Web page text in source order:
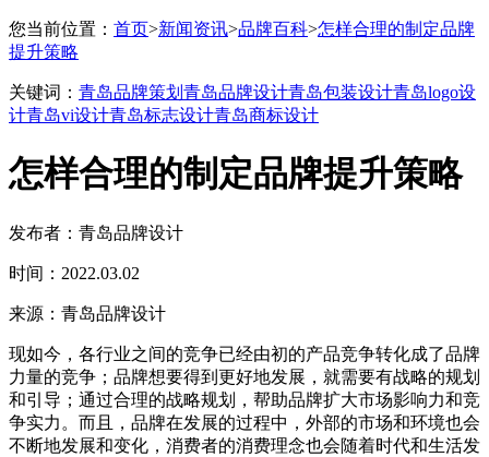
您当前位置： 首页>新闻资讯>品牌百科>怎样合理的制定品牌
提升策略
关键词： 青岛品牌策划 青岛品牌设计青岛包装设计青岛logo设
计青岛vi设计青岛标志设计青岛商标设计
怎样合理的制定品牌提升策略
发布者：青岛品牌设计
时间：2022.03.02
来源：青岛品牌设计
现如今，各行业之间的竞争已经由初的产品竞争转化成了品牌
力量的竞争；品牌想要得到更好地发展，就需要有战略的规划
和引导；通过合理的战略规划，帮助品牌扩大市场影响力和竞
争实力。而且，品牌在发展的过程中，外部的市场和环境也会
不断地发展和变化，消费者的消费理念也会随着时代和生活发